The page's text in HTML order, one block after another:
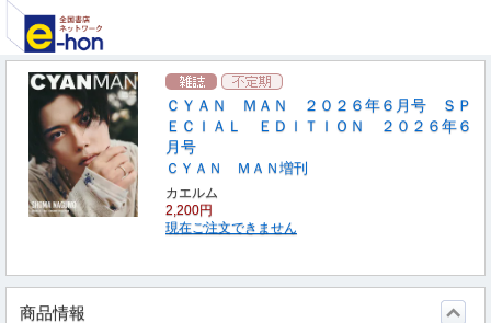
ＣＹＡＮ ＭＡＮ ２０２６年６月号 ＳＰ
ＥＣＩＡＬ ＥＤＩＴＩＯＮ ２０２６年６
月号
ＣＹＡＮ ＭＡＮ増刊
カエルム
2,200円
現在ご注文できません
商品情報